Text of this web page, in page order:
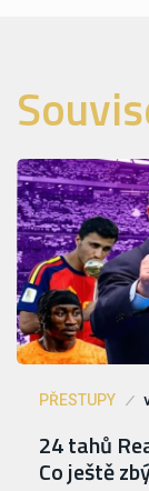
PŘESTUPY
24 tahů
Co ještě